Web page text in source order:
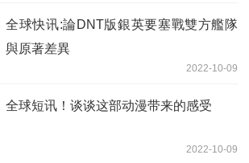
全球快讯:論DNT版銀英要塞戰雙方艦隊
與原著差異
2022-10-09
全球短讯！谈谈这部动漫带来的感受
2022-10-09